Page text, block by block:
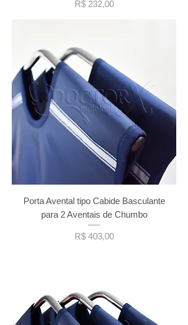
Preço
R$ 232,00
Porta Avental tipo Cabide Basculante
para 2 Aventais de Chumbo
Preço
R$ 403,00